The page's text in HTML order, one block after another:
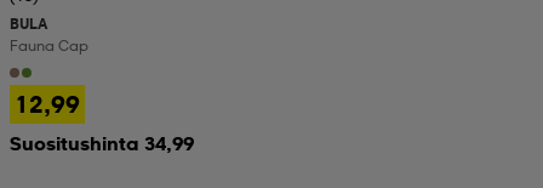
BULA
Fauna Cap
12,99
Suositushinta 34,99